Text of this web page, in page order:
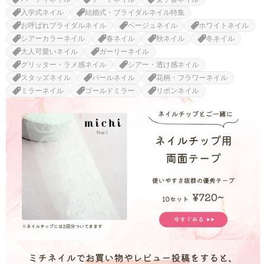
入学式ネイル
結婚式・ブライダルネイル特集
お呼ばれブライダルネイル
ベージュネイル
ホワイトネイル
シアーカラーネイル
春ネイル 秋ネイル
冬ネイル
大人可愛いネイル
ガーリーネイル
グリッター・ラメ感ネイル
シアー・透け感ネイル
スタッズネイル
パールネイル
花柄・フラワーネイル
ミラーネイル
ゴールドミラー リボンネイル